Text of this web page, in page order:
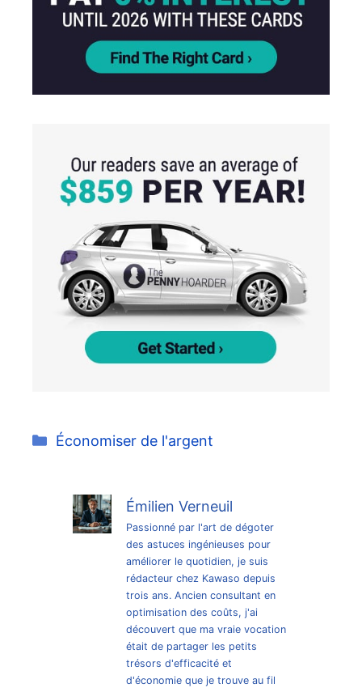
Catégories
Économiser de l'argent
Émilien Verneuil
Passionné par l'art de dégoter
des astuces ingénieuses pour
améliorer le quotidien, je suis
rédacteur chez Kawaso depuis
trois ans. Ancien consultant en
optimisation des coûts, j'ai
découvert que ma vraie vocation
était de partager les petits
trésors d'efficacité et
d'économie que je trouve au fil